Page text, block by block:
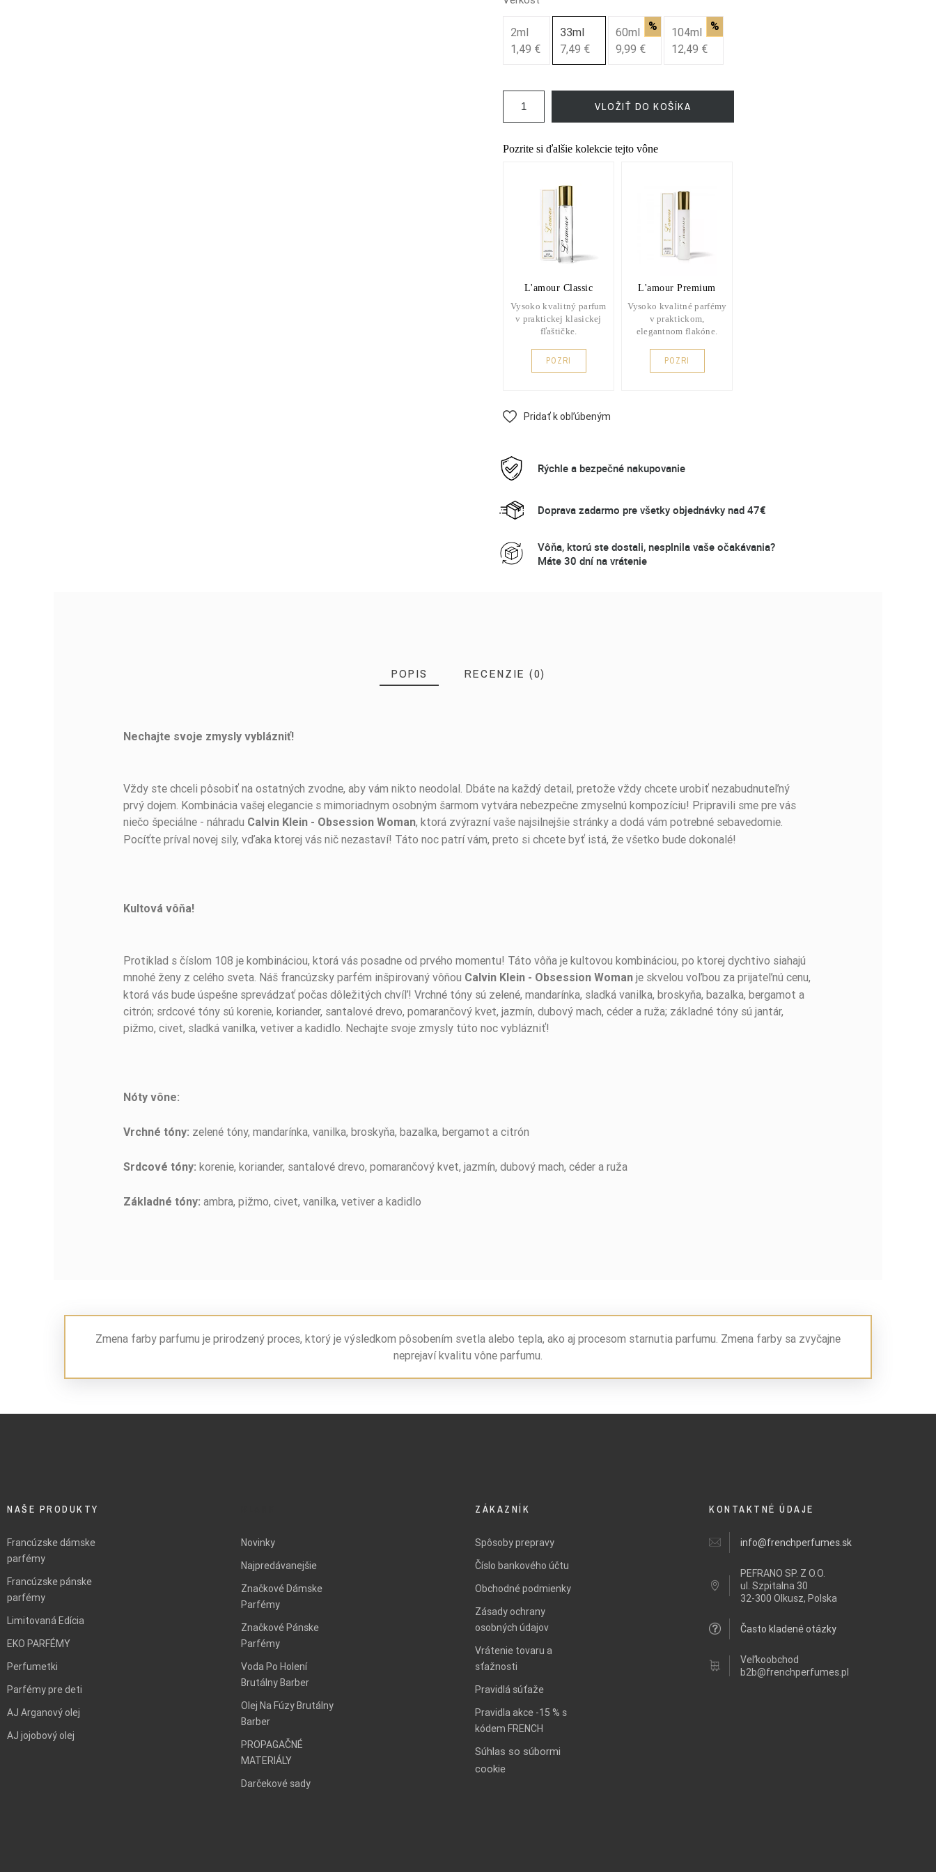
2ml
1,49 €
33ml
7,49 €
60ml %
9,99 €
104ml %
12,49 €
VLOŽIŤ DO KOŠÍKA
Pozrite si ďalšie kolekcie tejto vône
L'amour Classic
Vysoko kvalitný parfum
v praktickej klasickej
fľaštičke.
POZRI
L'amour Premium
Vysoko kvalitné parfémy
v praktickom,
elegantnom flakóne.
POZRI
Pridať k obľúbeným
Rýchle a bezpečné nakupovanie
Doprava zadarmo pre všetky objednávky nad 47€
Vôňa, ktorú ste dostali, nesplnila vaše očakávania?
Máte 30 dní na vrátenie
POPIS RECENZIE (0)
Nechajte svoje zmysly vyblázniť!
Vždy ste chceli pôsobiť na ostatných zvodne, aby vám nikto neodolal. Dbáte na každý detail, pretože vždy chcete urobiť nezabudnuteľný
prvý dojem. Kombinácia vašej elegancie s mimoriadnym osobným šarmom vytvára nebezpečne zmyselnú kompozíciu! Pripravili sme pre vás
niečo špeciálne - náhradu Calvin Klein - Obsession Woman, ktorá zvýrazní vaše najsilnejšie stránky a dodá vám potrebné sebavedomie.
Pocíťte príval novej sily, vďaka ktorej vás nič nezastaví! Táto noc patrí vám, preto si chcete byť istá, že všetko bude dokonalé!
Kultová vôňa!
Protiklad s číslom 108 je kombináciou, ktorá vás posadne od prvého momentu! Táto vôňa je kultovou kombináciou, po ktorej dychtivo siahajú
mnohé ženy z celého sveta. Náš francúzsky parfém inšpirovaný vôňou Calvin Klein - Obsession Woman je skvelou voľbou za prijateľnú cenu,
ktorá vás bude úspešne sprevádzať počas dôležitých chvíľ! Vrchné tóny sú zelené, mandarínka, sladká vanilka, broskyňa, bazalka, bergamot a
citrón; srdcové tóny sú korenie, koriander, santalové drevo, pomarančový kvet, jazmín, dubový mach, céder a ruža; základné tóny sú jantár,
pižmo, civet, sladká vanilka, vetiver a kadidlo. Nechajte svoje zmysly túto noc vyblázniť!
Nóty vône:
Vrchné tóny: zelené tóny, mandarínka, vanilka, broskyňa, bazalka, bergamot a citrón
Srdcové tóny:korenie, koriander, santalové drevo, pomarančový kvet, jazmín, dubový mach, céder a ruža
Základné tóny: ambra, pižmo, civet, vanilka, vetiver a kadidlo
BUĎTE PRVÝ, KTO NAPÍŠE RECENZIU!
Zmena farby parfumu je prirodzený proces, ktorý je výsledkom pôsobením svetla alebo tepla, ako aj procesom starnutia parfumu. Zmena farby sa zvyčajne
neprejaví kvalitu vône parfumu.
NAŠE PRODUKTY
Francúzske dámske
parfémy
Francúzske pánske
parfémy
Limitovaná Edícia
EKO PARFÉMY
Perfumetki
Parfémy pre deti
AJ Arganový olej
AJ jojobový olej
Novinky
Najpredávanejšie
Značkové Dámske
Parfémy
Značkové Pánske
Parfémy
Voda Po Holení
Brutálny Barber
Olej Na Fúzy Brutálny
Barber
PROPAGAČNÉ
MATERIÁLY
Darčekové sady
ZÁKAZNÍK
Spôsoby prepravy
Číslo bankového účtu
Obchodné podmienky
Zásady ochrany
osobných údajov
Vrátenie tovaru a
sťažnosti
Pravidlá súťaže
Pravidla akce -15 % s
kódem FRENCH
Súhlas so súbormi
cookie
KONTAKTNÉ ÚDAJE
info@frenchperfumes.sk
PEFRANO SP. Z O.O.
ul. Szpitalna 30
32-300 Olkusz, Polska
Často kladené otázky
Veľkoobchod
b2b@frenchperfumes.pl